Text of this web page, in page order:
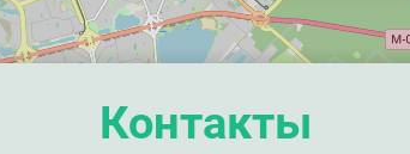
Контакты